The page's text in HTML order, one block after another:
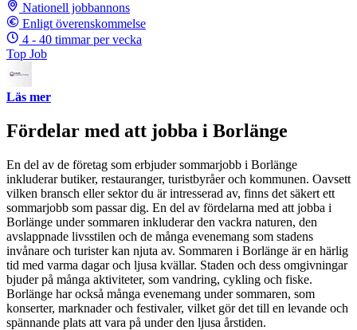
Nationell jobbannons
Enligt överenskommelse
4 - 40 timmar per vecka
Top Job
Läs mer
Fördelar med att jobba i Borlänge
En del av de företag som erbjuder sommarjobb i Borlänge
inkluderar butiker, restauranger, turistbyråer och kommunen. Oavsett
vilken bransch eller sektor du är intresserad av, finns det säkert ett
sommarjobb som passar dig. En del av fördelarna med att jobba i
Borlänge under sommaren inkluderar den vackra naturen, den
avslappnade livsstilen och de många evenemang som stadens
invånare och turister kan njuta av. Sommaren i Borlänge är en härlig
tid med varma dagar och ljusa kvällar. Staden och dess omgivningar
bjuder på många aktiviteter, som vandring, cykling och fiske.
Borlänge har också många evenemang under sommaren, som
konserter, marknader och festivaler, vilket gör det till en levande och
spännande plats att vara på under den ljusa årstiden.